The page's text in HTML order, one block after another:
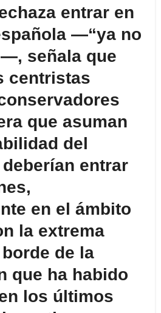
—“ya no
señala que
centristas
que asuman
del
entrar
en el ámbito
la extrema
de la
que ha habido
los últimos